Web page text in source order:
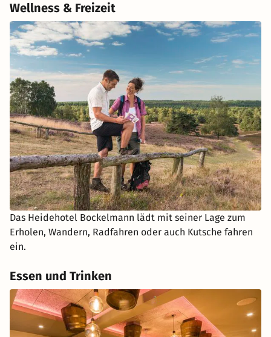
Wellness & Freizeit
Das Heidehotel Bockelmann lädt mit seiner Lage zum
Erholen, Wandern, Radfahren oder auch Kutsche fahren
ein.
Essen und Trinken